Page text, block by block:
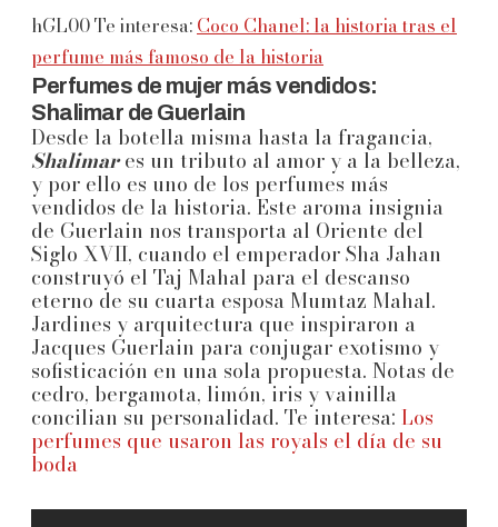
hGL00 Te interesa: Coco Chanel: la historia tras el
perfume más famoso de la historia
Perfumes de mujer más vendidos:
Shalimar de Guerlain
Desde la botella misma hasta la fragancia,
Shalimares un tributo al amor y a la belleza,
y por ello es uno de los perfumes más
vendidos de la historia. Este aroma insignia
de Guerlain nos transporta al Oriente del
Siglo XVII, cuando el emperador Sha Jahan
construyó el Taj Mahal para el descanso
eterno de su cuarta esposa Mumtaz Mahal.
Jardines y arquitectura que inspiraron a
Jacques Guerlain para conjugar exotismo y
sofisticación en una sola propuesta. Notas de
cedro, bergamota, limón, iris y vainilla
concilian su personalidad. Te interesa: Los
perfumes que usaron las royals el día de su
boda